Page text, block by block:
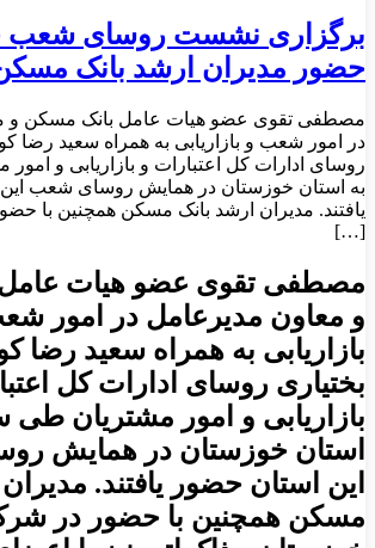
برگزاری نشست روسای شعب
حضور مدیران ارشد بانک
مصطفی تقوی عضو هیات عامل بانک مسکن و
در امور شعب و بازاریابی به همراه سعید رضا
روسای ادارات کل اعتبارات و بازاریابی و
به استان خوزستان در همایش روسای شعب
یافتند. مدیران ارشد بانک مسکن همچنین با
[…]
مصطفی تقوی عضو هیات
و معاون مدیرعامل در امور
بازاریابی به همراه سعید رضا
بختیاری روسای ادارات کل
بازاریابی و امور مشتریان طی
استان خوزستان در همایش
این استان حضور یافتند.
مسکن همچنین با حضور در